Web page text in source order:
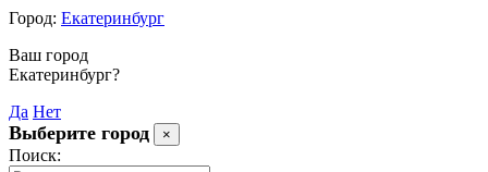
Город: Екатеринбург
Ваш город
Екатеринбург?
Да Нет
Выберите город ×
Поиск: